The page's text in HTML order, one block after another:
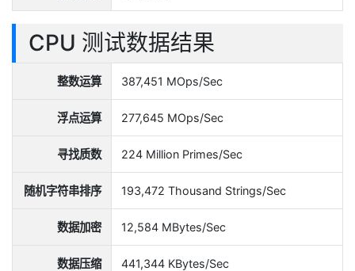
CPU 测试数据结果
整数运算 387,451 MOps/Sec
浮点运算 277,645 MOps/Sec
寻找质数 224 Million Primes/Sec
随机字符串排序 193,472 Thousand Strings/Sec
数据加密 12,584 MBytes/Sec
数据压缩 441,344 KBytes/Sec